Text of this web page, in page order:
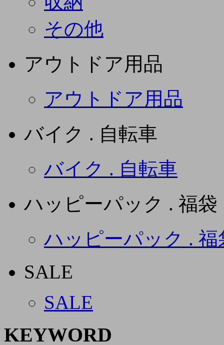
その他
アウトドア用品
アウトドア用品
バイク . 自転車
バイク . 自転車
ハッピーパック . 福袋
ハッピーパック . 福
SALE
SALE
KEYWORD